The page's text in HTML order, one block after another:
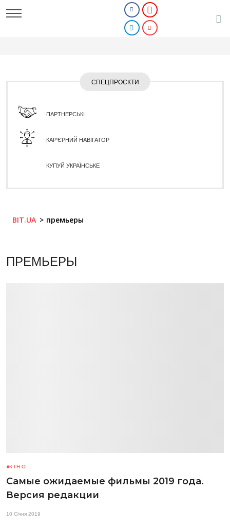
СПЕЦПРОЄКТИ
ПАРТНЕРСЬКІ
КАР'ЄРНИЙ НАВІГАТОР
КУПУЙ УКРАЇНСЬКЕ
BIT.UA премьеры
ПРЕМЬЕРЫ
КІНО
Самые ожидаемые фильмы 2019 года.
Версия редакции
10 Січня 2019